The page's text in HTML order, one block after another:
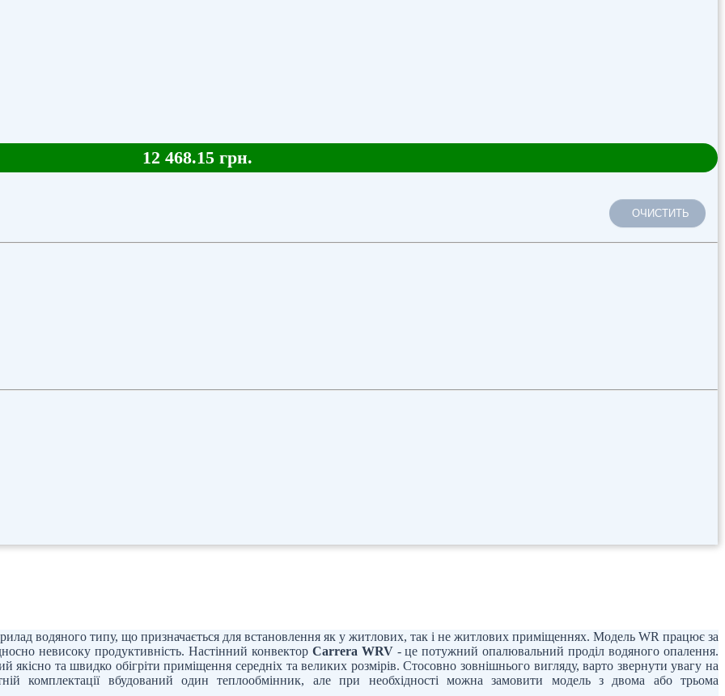
12 468.15 грн.
ОЧИСТИТЬ
водяного типу, що призначається для встановлення як у житлових, так і не житлових приміщеннях. Модель WR працює за
невисоку продуктивність. Настінний конвектор Carrera WRV- це потужний опалювальний проділ водяного опалення.
якісно та швидко обігріти приміщення середніх та великих розмірів. Стосовно зовнішнього вигляду, варто звернути увагу на
комплектації вбудований один теплообмінник, але при необхідності можна замовити модель з двома або трьома